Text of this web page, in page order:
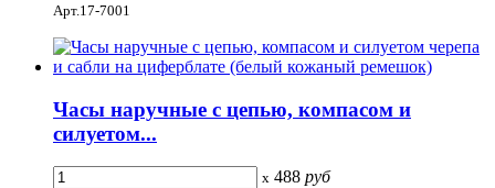
Арт.17-7001
Часы наручные с цепью, компасом и
силуетом...
x 488 руб